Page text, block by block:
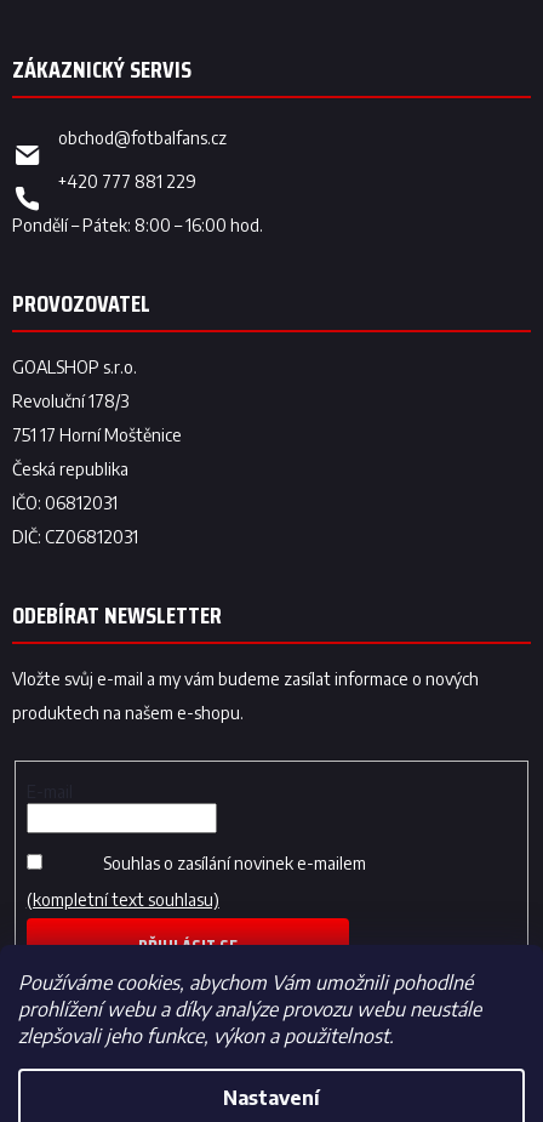
Používáme cookies, abychom Vám umožnili pohodlné
prohlížení webu a díky analýze provozu webu neustále
zlepšovali jeho funkce, výkon a použitelnost.
Nastavení
obchod@fotbalfans.cz
+420 777 881 229
ODEBÍRAT NEWSLETTER
Vložte svůj e-mail a my vám budeme zasílat informace o nových
produktech na našem e-shopu.
Souhlas o zasílání novinek e-mailem
(kompletní text souhlasu)
PŘIHLÁSIT SE
Vytvořil Shoptet